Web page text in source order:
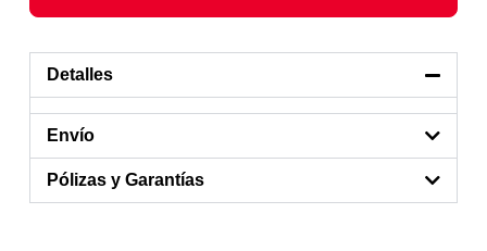
Detalles
Envío
Pólizas y Garantías